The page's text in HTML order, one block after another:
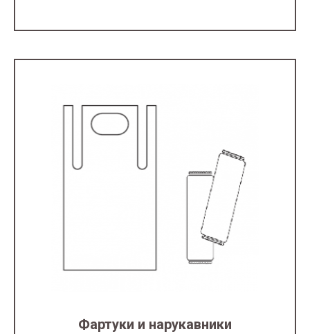
Фартуки и нарукавники